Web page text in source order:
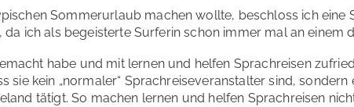
Sommerurlaub machen wollte, beschloss ich eine
ich als begeisterte Surferin schon immer mal an einem
habe und mit lernen und helfen Sprachreisen
sie kein „normaler“ Sprachreiseveranstalter sind,
tätigt. So machen lernen und helfen Sprachreisen